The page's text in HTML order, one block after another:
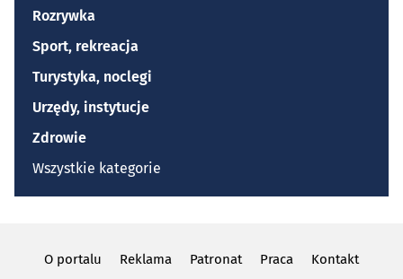
Rozrywka
Sport, rekreacja
Turystyka, noclegi
Urzędy, instytucje
Zdrowie
Wszystkie kategorie
O portalu Reklama Patronat Praca
Kontakt